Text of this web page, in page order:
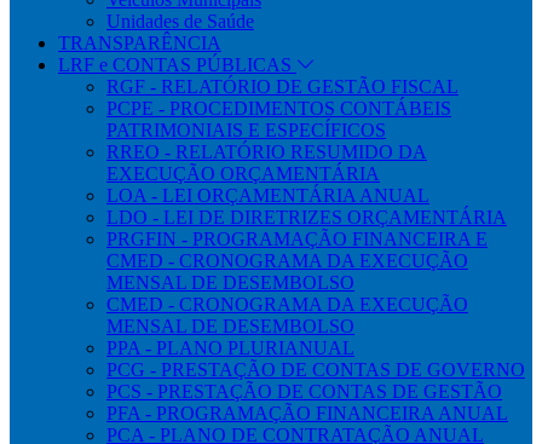
Unidades de Saúde
TRANSPARÊNCIA
LRF e CONTAS PÚBLICAS
RGF - RELATÓRIO DE GESTÃO FISCAL
PCPE - PROCEDIMENTOS CONTÁBEIS
PATRIMONIAIS E ESPECÍFICOS
RREO - RELATÓRIO RESUMIDO DA
EXECUÇÃO ORÇAMENTÁRIA
LOA - LEI ORÇAMENTÁRIA ANUAL
LDO - LEI DE DIRETRIZES ORÇAMENTÁRIA
PRGFIN - PROGRAMAÇÃO FINANCEIRA E
CMED - CRONOGRAMA DA EXECUÇÃO
MENSAL DE DESEMBOLSO
CMED - CRONOGRAMA DA EXECUÇÃO
MENSAL DE DESEMBOLSO
PPA - PLANO PLURIANUAL
PCG - PRESTAÇÃO DE CONTAS DE GOVERNO
PCS - PRESTAÇÃO DE CONTAS DE GESTÃO
PFA - PROGRAMAÇÃO FINANCEIRA ANUAL
PCA - PLANO DE CONTRATAÇÃO ANUAL